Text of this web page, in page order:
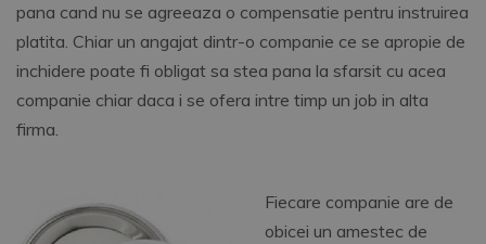
pana cand nu se agreeaza o compensatie pentru instruirea
platita. Chiar un angajat dintr-o companie ce se apropie de
inchidere poate fi obligat sa stea pana la sfarsit cu acea
companie chiar daca i se ofera intre timp un job in alta
firma.
Fiecare companie are de
obicei un amestec de